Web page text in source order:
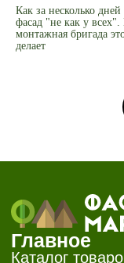
Как за несколько дней
фасад "не как у
монтажная бригада
делает